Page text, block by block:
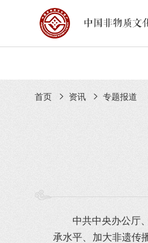
中国非物质文
首页 资讯 专题报道
中共中央办公厅
承水平、加大非遗传